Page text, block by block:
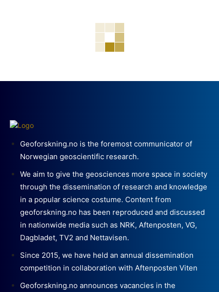
Geoforskning.no is the foremost communicator of
Norwegian geoscientific research.
We aim to give the geosciences more space in society
through the dissemination of research and knowledge
in a popular science costume. Content from
geoforskning.no has been reproduced and discussed
in nationwide media such as NRK, Aftenposten, VG,
Dagbladet, TV2 and Nettavisen.
Since 2015, we have held an annual dissemination
competition in collaboration with Aftenposten Viten
Geoforskning.no announces vacancies in the